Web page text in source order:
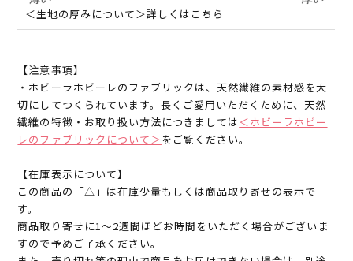
＜生地の厚みについて＞詳しくはこちら
【注意事項】
・ホビーラホビーレのファブリックは、天然繊維の素材感を大
切にしてつくられています。長くご愛用いただくために、天然
繊維の特徴・お取り扱い方法につきましては＜ホビーラホビー
レのファブリックについて＞ をご覧ください。
【在庫表示について】
この商品の「△」は在庫少量もしくは商品取り寄せの表示で
す。
商品取り寄せに1～2週間ほどお時間をいただく場合がございま
すので予めご了承ください。